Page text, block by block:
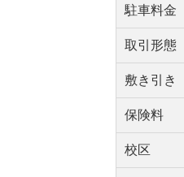
駐車料金
取引形態
敷き引き
保険料
校区